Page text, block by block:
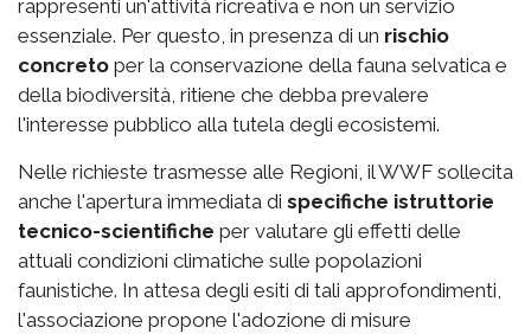
rappresenti un'attività ricreativa e non un servizio
essenziale. Per questo, in presenza di un rischio
concreto per la conservazione della fauna selvatica e
della biodiversità, ritiene che debba prevalere
l'interesse pubblico alla tutela degli ecosistemi.
Nelle richieste trasmesse alle Regioni, il WWF sollecita
anche l'apertura immediata di specifiche istruttorie
tecnico-scientifiche per valutare gli effetti delle
attuali condizioni climatiche sulle popolazioni
faunistiche. In attesa degli esiti di tali approfondimenti,
l'associazione propone l'adozione di misure